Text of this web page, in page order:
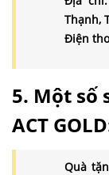
Thạnh,
Điện
5. Một số
ACT
Quà